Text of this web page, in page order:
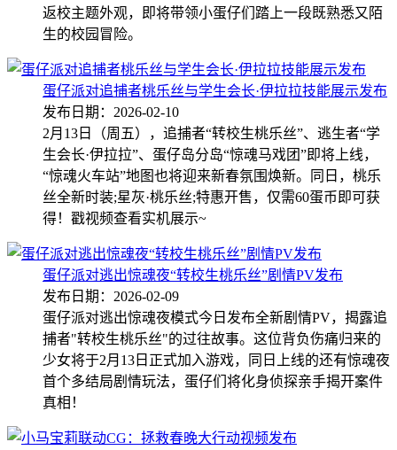
返校主题外观，即将带领小蛋仔们踏上一段既熟悉又陌
生的校园冒险。
蛋仔派对追捕者桃乐丝与学生会长·伊拉拉技能展示发布
发布日期：2026-02-10
2月13日（周五），追捕者“转校生桃乐丝”、逃生者“学
生会长·伊拉拉”、蛋仔岛分岛“惊魂马戏团”即将上线，
“惊魂火车站”地图也将迎来新春氛围焕新。同日，桃乐
丝全新时装;星灰·桃乐丝;特惠开售，仅需60蛋币即可获
得！戳视频查看实机展示~
蛋仔派对逃出惊魂夜“转校生桃乐丝”剧情PV发布
发布日期：2026-02-09
蛋仔派对逃出惊魂夜模式今日发布全新剧情PV，揭露追
捕者"转校生桃乐丝"的过往故事。这位背负伤痛归来的
少女将于2月13日正式加入游戏，同日上线的还有惊魂夜
首个多结局剧情玩法，蛋仔们将化身侦探亲手揭开案件
真相！